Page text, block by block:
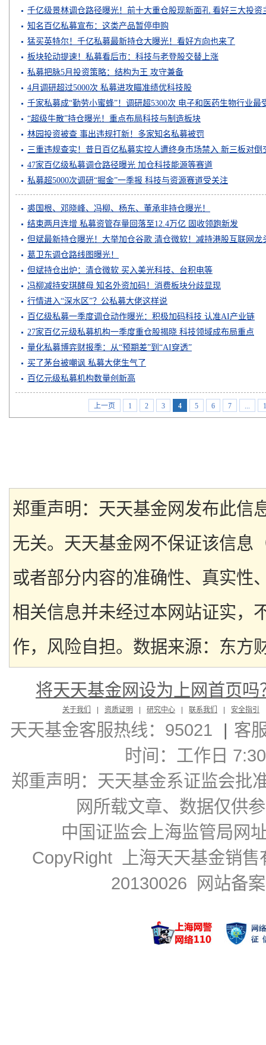
千亿级景林调仓路径曝光！前十大重仓股现新面孔 看好三大投资
知名百亿私募宣布：这类产品暂停申购
猛买英特尔！千亿私募最新持仓大曝光！看好方向也来了
板块轮动提速！私募看后市：科技与老登股交替上涨
私募把脉5月投资策略：结构为王 攻守兼备
4月调研超过5000次 私募进攻瞄准绩优科技股
千家私募成“勤劳小蜜蜂”！调研超5300次 电子和医药生物行业最
“超级牛散”持仓曝光！重点布局科技与制造板块
林园投资被查 事出违规打新！多家知名私募被罚
三重违规查实！昔日百亿私募实控人遭终身市场禁入 新三板对倒
已埋雷
47家百亿级私募调仓路径曝光 加仓科技能源等赛道
私募超5000次调研“掘金”一季报 科技与资源赛道受关注
裘国根、邓晓峰、冯柳、杨东、董承非持仓曝光！
结束两月连增 私募资管存量回落至12.4万亿 固收领跑新发
但斌最新持仓曝光！大举加仓谷歌 清仓微软！减持港股互联网龙
A股
葛卫东调仓路线图曝光！
但斌持仓出炉：清仓微软 买入美光科技、台积电等
冯柳减持安琪酵母 知名外资加码！消费板块分歧显现
行情进入“深水区”？公私募大佬这样说
百亿级私募一季度调仓动作曝光：积极加码科技 认准AI产业链
27家百亿元级私募机构一季度重仓股揭晓 科技领域成布局重点
量化私募博弈财报季：从“预期差”到“AI穿透”
买了茅台被嘲讽 私募大佬生气了
百亿元级私募机构数量创新高
上一页 1 2 3 4 5 6 7 ...
郑重声明：天天基金网发布此信
无关。天天基金网不保证该信息
或者部分内容的准确性、真实性
相关信息并未经过本网站证实，
作，风险自担。数据来源：东方
将天天基金网设为上网首页吗
关于我们 资质证明 研究中心 联系我们 安全指引
天天基金客服热线：95021 | 客
时间：工作日
郑重声明： 天天基金系证监会批
网所载文章、数据仅供
中国证监会上海监管局网
CopyRight 上海天天基金销
20130026
网站备